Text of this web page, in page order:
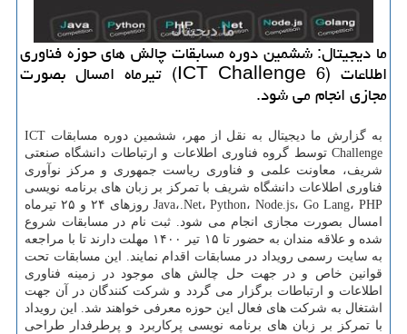
ما دیجیتال: ششمین دوره مسابقات چالش های حوزه فناوری
اطلاعات (ICT Challenge 6) تیرماه امسال بصورت
مجازی انجام می شود.
به گزارش ما دیجیتال به نقل از مهر، ششمین دوره مسابقات ICT
Challenge توسط گروه فناوری اطلاعات و ارتباطات دانشگاه صنعتی
شریف، معاونت علمی و فناوری ریاست جمهوری و مرکز نوآوری
فناوری اطلاعات دانشگاه شریف با تمرکز بر زبان های برنامه نویسی
Java،.Net، Python، Node.js، Go Lang، PHP روزهای ۲۴ و ۲۵ تیرماه
امسال بصورت مجازی انجام می شود. ثبت نام در مسابقات شروع
شده و علاقه مندان به حضور تا ۱۵ تیر ۱۴۰۰ مهلت دارند تا با مراجعه
به سایت رسمی رویداد در مسابقات اقدام نمایند. این مسابقات تحت
قوانین خاص و در جهت حل چالش های موجود در زمینه فناوری
اطلاعات و ارتباطات برگزار می گردد و شرکت کنندگان در آن جهت
اشتغال به شرکت های فعال این حوزه معرفی خواهند شد. این رویداد
با تمرکز بر زبان های برنامه نویسی پرکاربرد و پرطرفدار طراحی